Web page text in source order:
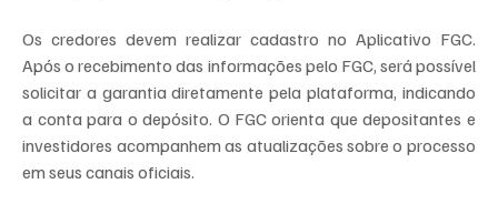
Os credores devem realizar cadastro no Aplicativo FGC.
Após o recebimento das informações pelo FGC, será possível
solicitar a garantia diretamente pela plataforma, indicando
a conta para o depósito. O FGC orienta que depositantes e
investidores acompanhem as atualizações sobre o processo
em seus canais oficiais.